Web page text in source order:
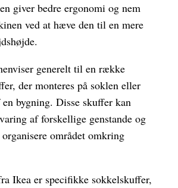
giver bedre ergonomi og nem
ved at hæve den til en mere
generelt til en række
der monteres på soklen eller
bygning. Disse skuffer kan
af forskellige genstande og
området omkring
Ikea er specifikke sokkelskuffer,